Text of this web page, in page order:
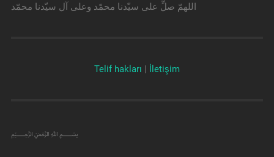
اللهمّ صلِّ على سيّدنا محمّد وعلى آل سيّدنا محمّد
Telif hakları | İletişim
﷽